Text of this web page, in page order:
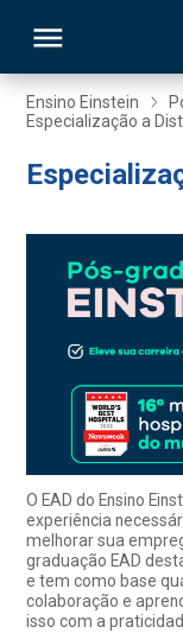
Ensino Einstein
Especialização a
O EAD do Ensino
experiência
melhorar sua
graduação EAD
e tem como base
colaboração e
isso com a